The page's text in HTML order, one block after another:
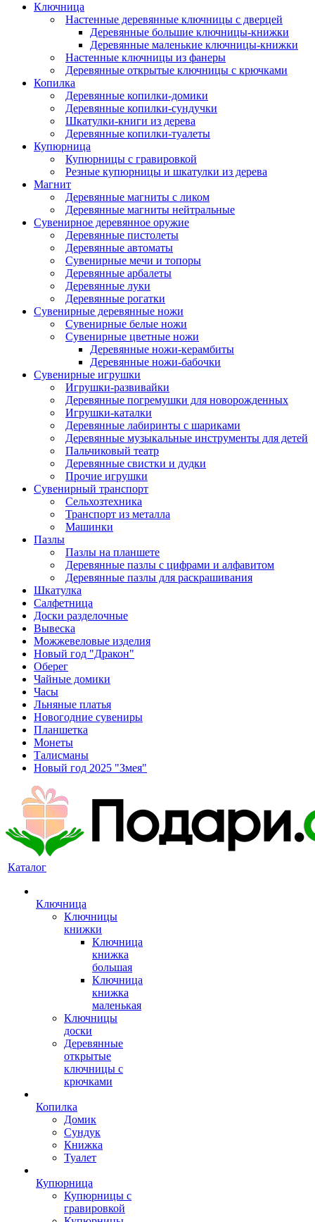
Ключница
Настенные деревянные ключницы с дверцей
Деревянные большие ключницы-книжки
Деревянные маленькие ключницы-книжки
Настенные ключницы из фанеры
Деревянные открытые ключницы с крючками
Копилка
Деревянные копилки-домики
Деревянные копилки-сундучки
Шкатулки-книги из дерева
Деревянные копилки-туалеты
Купюрница
Купюрницы с гравировкой
Резные купюрницы и шкатулки из дерева
Магнит
Деревянные магниты с ликом
Деревянные магниты нейтральные
Сувенирное деревянное оружие
Деревянные пистолеты
Деревянные автоматы
Сувенирные мечи и топоры
Деревянные арбалеты
Деревянные луки
Деревянные рогатки
Сувенирные деревянные ножи
Сувенирные белые ножи
Сувенирные цветные ножи
Деревянные ножи-керамбиты
Деревянные ножи-бабочки
Сувенирные игрушки
Игрушки-развивайки
Деревянные погремушки для новорожденных
Игрушки-каталки
Деревянные лабиринты с шариками
Деревянные музыкальные инструменты для детей
Пальчиковый театр
Деревянные свистки и дудки
Прочие игрушки
Сувенирный транспорт
Сельхозтехника
Транспорт из металла
Машинки
Пазлы
Пазлы на планшете
Деревянные пазлы с цифрами и алфавитом
Деревянные пазлы для раскрашивания
Шкатулка
Салфетница
Доски разделочные
Вывеска
Можжевеловые изделия
Новый год "Дракон"
Оберег
Чайные домики
Часы
Льняные платья
Новогодние сувениры
Планшетка
Монеты
Талисманы
Новый год 2025 "Змея"
Каталог
Ключница
Ключницы
книжки
Ключница
книжка
большая
Ключница
книжка
маленькая
Ключницы
доски
Деревянные
открытые
ключницы с
крючками
Копилка
Домик
Сундук
Книжка
Туалет
Купюрница
Купюрницы с
гравировкой